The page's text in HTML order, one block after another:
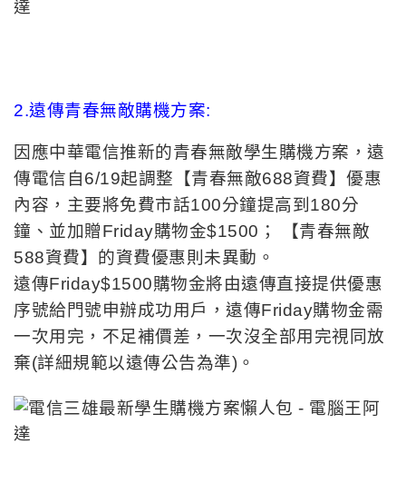
因應中華電信推新的青春無敵學生購機方案，遠
588資費】的資費優惠則未異動。
遠傳Friday$1500購物金將由遠傳直接提供優惠
序號給門號申辦成功用戶，遠傳Friday購物金需
一次用完，不足補價差，一次沒全部用完視同放
棄(詳細規範以遠傳公告為準)。
3.中華電信「青春無敵學生方案」:
中華電信自6/12起推出「青春無敵學生方案」，